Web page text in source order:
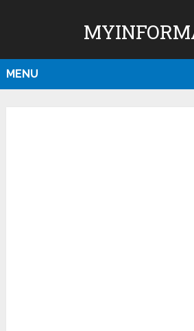
MENU